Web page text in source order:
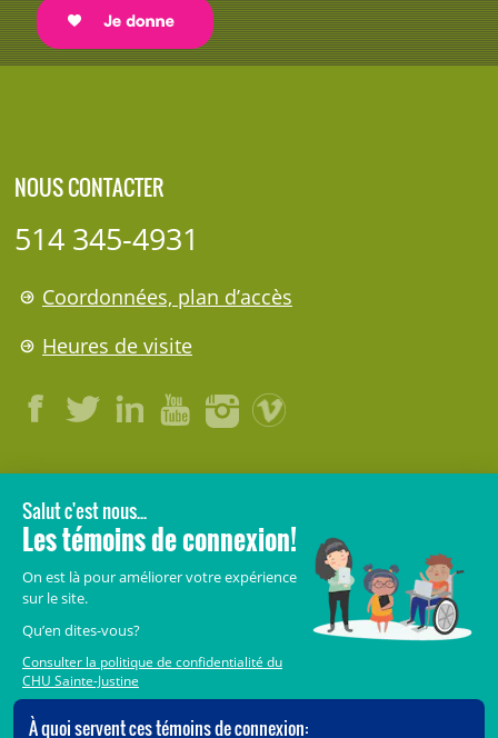
NOUS CONTACTER
514 345-4931
Coordonnées, plan d’accès
Heures de visite
LÉGAL
© 2006-2026CHU Sainte-Justine.
Avis légaux
Crédits